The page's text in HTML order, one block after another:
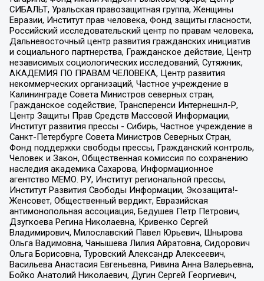
СИБАЛЬТ, Уральская правозащитная группа, Женщины
Евразии, Институт прав человека, Фонд защиты гласности,
Российский исследовательский центр по правам человека,
Дальневосточный центр развития гражданских инициатив
и социального партнерства, Гражданское действие, Центр
независимых социологических исследований, Сутяжник,
АКАДЕМИЯ ПО ПРАВАМ ЧЕЛОВЕКА, Центр развития
некоммерческих организаций, Частное учреждение в
Калининграде Совета Министров северных стран,
Гражданское содействие, Трансперенси Интернешнл-Р,
Центр Защиты Прав Средств Массовой Информации,
Институт развития прессы - Сибирь, Частное учреждение в
Санкт-Петербурге Совета Министров Северных Стран,
Фонд поддержки свободы прессы, Гражданский контроль,
Человек и Закон, Общественная комиссия по сохранению
наследия академика Сахарова, Информационное
агентство МЕМО. РУ, Институт региональной прессы,
Институт Развития Свободы Информации, Экозащита!-
Женсовет, Общественный вердикт, Евразийская
антимонопольная ассоциация, Бедушев Петр Петрович,
Дзугкоева Регина Николаевна, Кривенко Сергей
Владимирович, Милославский Павел Юрьевич, Шнырова
Ольга Вадимовна, Чанышева Лилия Айратовна, Сидорович
Ольга Борисовна, Туровский Александр Алексеевич,
Васильева Анастасия Евгеньевна, Ривина Анна Валерьевна,
Бойко Анатолий Николаевич, Дугин Сергей Георгиевич,